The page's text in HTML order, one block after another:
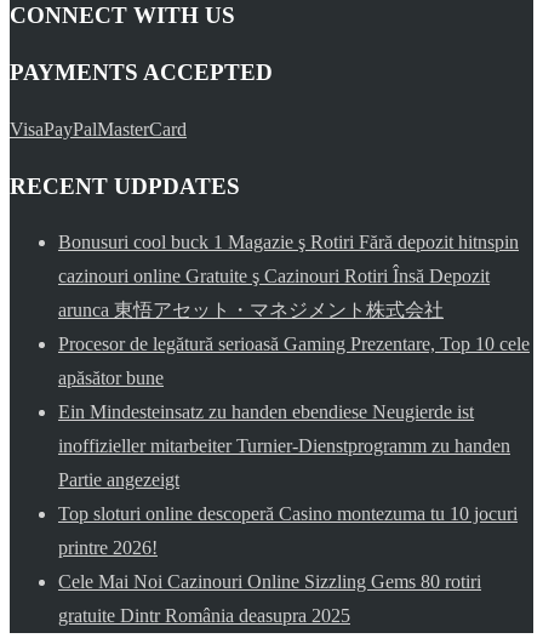
CONNECT WITH US
PAYMENTS ACCEPTED
VisaPayPalMasterCard
RECENT UDPDATES
Bonusuri cool buck 1 Magazie ş Rotiri Fără depozit hitnspin
cazinouri online Gratuite ş Cazinouri Rotiri Însă Depozit
arunca 東悟アセット・マネジメント株式会社
Procesor de legătură serioasă Gaming Prezentare, Top 10 cele
apăsător bune
Ein Mindesteinsatz zu handen ebendiese Neugierde ist
inoffizieller mitarbeiter Turnier-Dienstprogramm zu handen
Partie angezeigt
Top sloturi online descoperă Casino montezuma tu 10 jocuri
printre 2026!
Cele Mai Noi Cazinouri Online Sizzling Gems 80 rotiri
gratuite Dintr România deasupra 2025